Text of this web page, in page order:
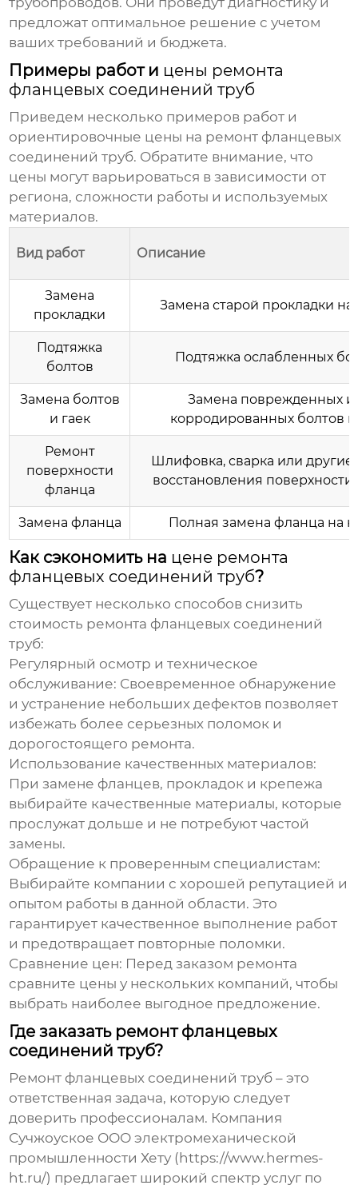
предложат оптимальное решение с учетом
ваших требований и бюджета.
Примеры работ и цены ремонта
фланцевых соединений труб
Приведем несколько примеров работ и
ориентировочные цены на ремонт фланцевых
соединений труб. Обратите внимание, что
цены могут варьироваться в зависимости от
региона, сложности работы и используемых
материалов.
Вид работ Описание
Замена
прокладки
Замена старой прокладки
Подтяжка
болтов
Подтяжка ослабленных
Замена болтов
и гаек
Замена поврежденных
корродированных болтов и
Ремонт
поверхности
фланца
Шлифовка, сварка или
восстановления
Замена фланца Полная замена фланца на
Как сэкономить на цене ремонта
фланцевых соединений труб?
Существует несколько способов снизить
стоимость ремонта фланцевых соединений
труб:
Регулярный осмотр и техническое
обслуживание: Своевременное обнаружение
и устранение небольших дефектов позволяет
избежать более серьезных поломок и
дорогостоящего ремонта.
Использование качественных материалов:
При замене фланцев, прокладок и крепежа
выбирайте качественные материалы, которые
прослужат дольше и не потребуют частой
замены.
Обращение к проверенным специалистам:
Выбирайте компании с хорошей репутацией и
опытом работы в данной области. Это
гарантирует качественное выполнение работ
и предотвращает повторные поломки.
Сравнение цен: Перед заказом ремонта
сравните цены у нескольких компаний, чтобы
выбрать наиболее выгодное предложение.
Где заказать ремонт фланцевых
соединений труб?
Ремонт фланцевых соединений труб – это
ответственная задача, которую следует
доверить профессионалам. Компания
Сучжоуское ООО электромеханической
промышленности Хету ( https://www.hermes-
ht.ru/) предлагает широкий спектр услуг по